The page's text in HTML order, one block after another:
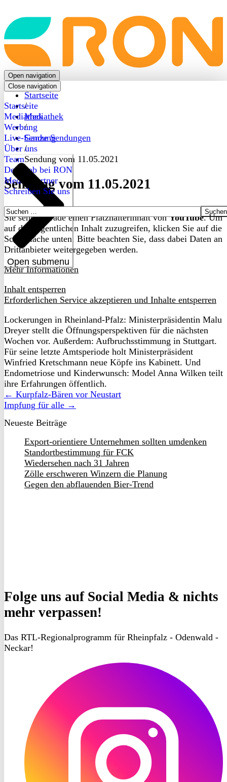
Back
to
frontpage
Open navigation
Close navigation
Startseite
Mediathek
Werbung
Live-Sendung
Über uns
Open submenu
Team
Dein Job bei RON
Medienpartner
Schreiben Sie uns
Suchen
nach:
Startseite
/
Mediathek
/
Ganze Sendungen
/
Sendung vom 11.05.2021
Sendung vom 11.05.2021
Sie sehen gerade einen Platzhalterinhalt vonYouTube. Um
auf den eigentlichen Inhalt zuzugreifen, klicken Sie auf die
Schaltfläche unten. Bitte beachten Sie, dass dabei Daten an
Drittanbieter weitergegeben werden.
Mehr Informationen
Inhalt entsperren
Erforderlichen Service akzeptieren und Inhalte entsperren
Lockerungen in Rheinland-Pfalz: Ministerpräsidentin Malu
Dreyer stellt die Öffnungsperspektiven für die nächsten
Wochen vor. Außerdem: Aufbruchsstimmung in Stuttgart.
Für seine letzte Amtsperiode holt Ministerpräsident
Winfried Kretschmann neue Köpfe ins Kabinett. Und
Endometriose und Kinderwunsch: Model Anna Wilken teilt
ihre Erfahrungen öffentlich.
← Kurpfalz-Bären vor Neustart
Impfung für alle →
Neueste Beiträge
Export-orientiere Unternehmen sollten umdenken
Standortbestimmung für FCK
Wiedersehen nach 31 Jahren
Zölle erschweren Winzern die Planung
Gegen den abflauenden Bier-Trend
Folge uns auf Social Media & nichts
mehr verpassen!
Das RTL-Regionalprogramm für Rheinpfalz - Odenwald -
Neckar!
Instagram